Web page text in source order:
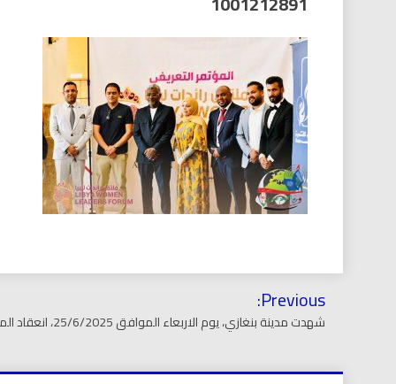
تصفّح
المقالات
Previous:
شهدت مدينة بنغازي، يوم الاربعاء الموافق 25/6/2025، انعقاد المؤتمر التعريفي لملتقى رائدات ليبيا،